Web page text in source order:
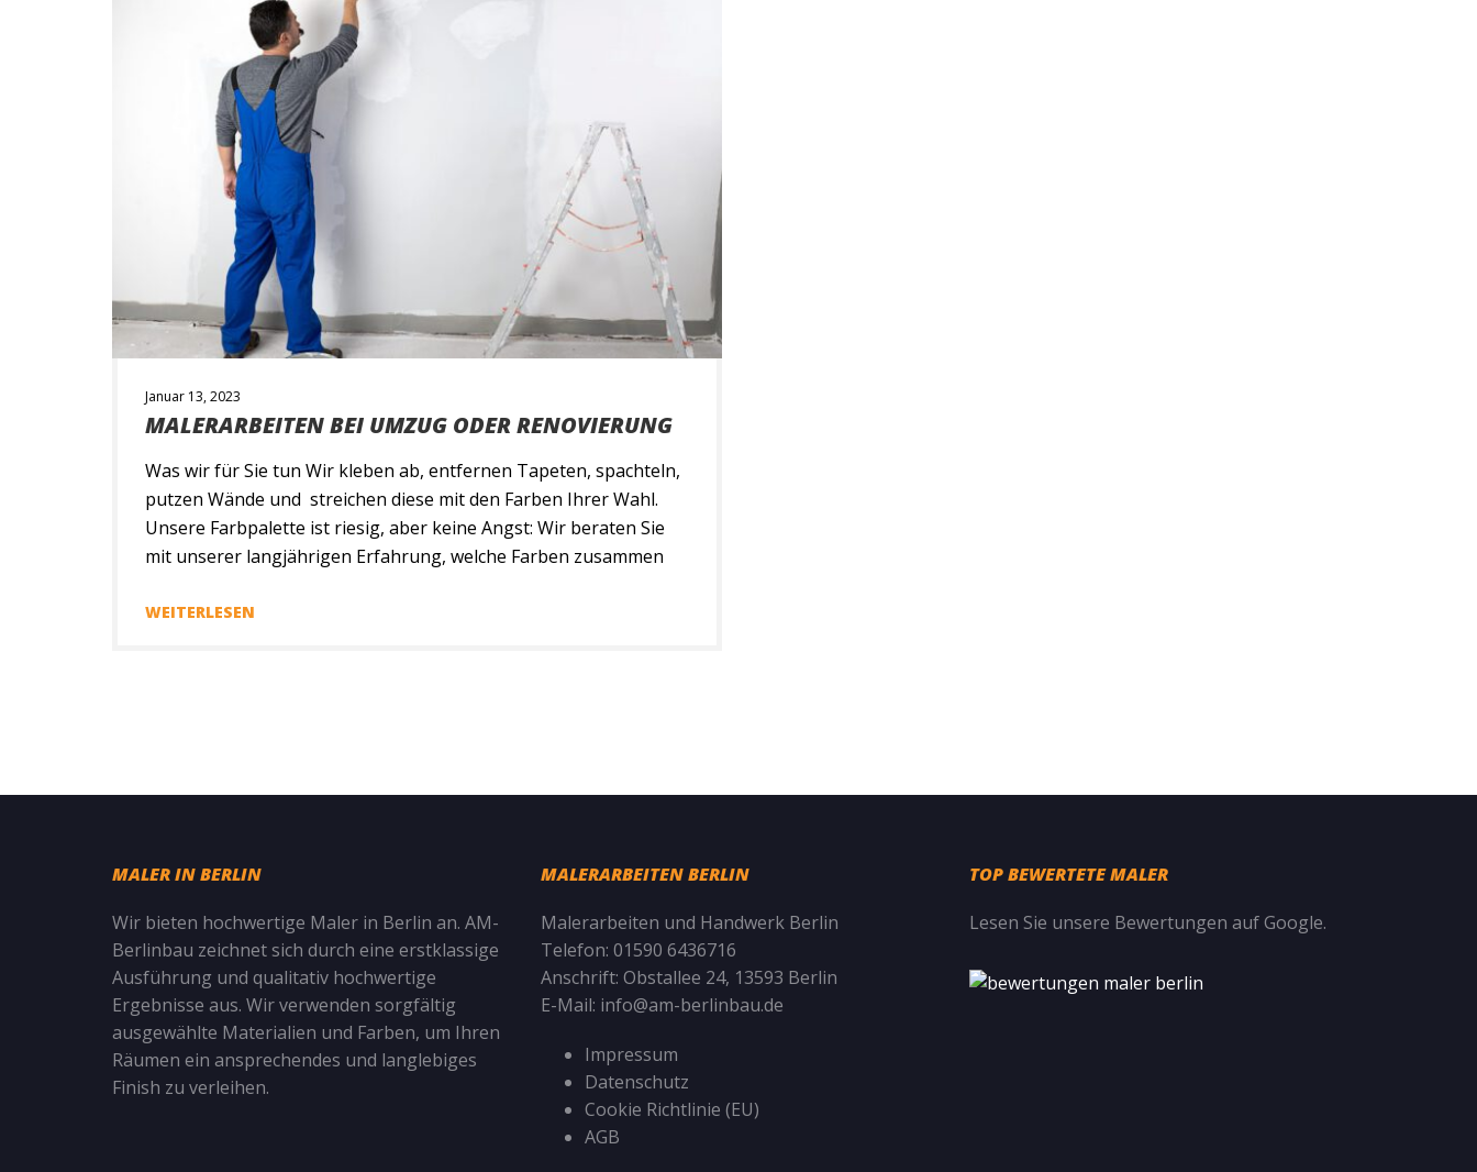
Januar 13, 2023
MALERARBEITEN BEI UMZUG ODER RENOVIERUNG
Was wir für Sie tun Wir kleben ab, entfernen Tapeten, spachteln,
putzen Wände und streichen diese mit den Farben Ihrer Wahl.
Unsere Farbpalette ist riesig, aber keine Angst: Wir beraten Sie
mit unserer langjährigen Erfahrung, welche Farben zusammen
GmbH wendet alle von Ihnen gewünschten Anstrichverfahren an,
WEITERLESEN
MALER IN BERLIN
Wir bieten hochwertige Maler in Berlin an. AM-
Berlinbau zeichnet sich durch eine erstklassige
Ausführung und qualitativ hochwertige
Ergebnisse aus. Wir verwenden sorgfältig
ausgewählte Materialien und Farben, um Ihren
Räumen ein ansprechendes und langlebiges
Finish zu verleihen.
MALERARBEITEN BERLIN
Malerarbeiten und Handwerk Berlin
Telefon: 01590 6436716
Anschrift: Obstallee 24, 13593 Berlin
E-Mail: info@am-berlinbau.de
Impressum
Datenschutz
Cookie Richtlinie (EU)
AGB
TOP BEWERTETE MALER
Lesen Sie unsere Bewertungen auf Google.